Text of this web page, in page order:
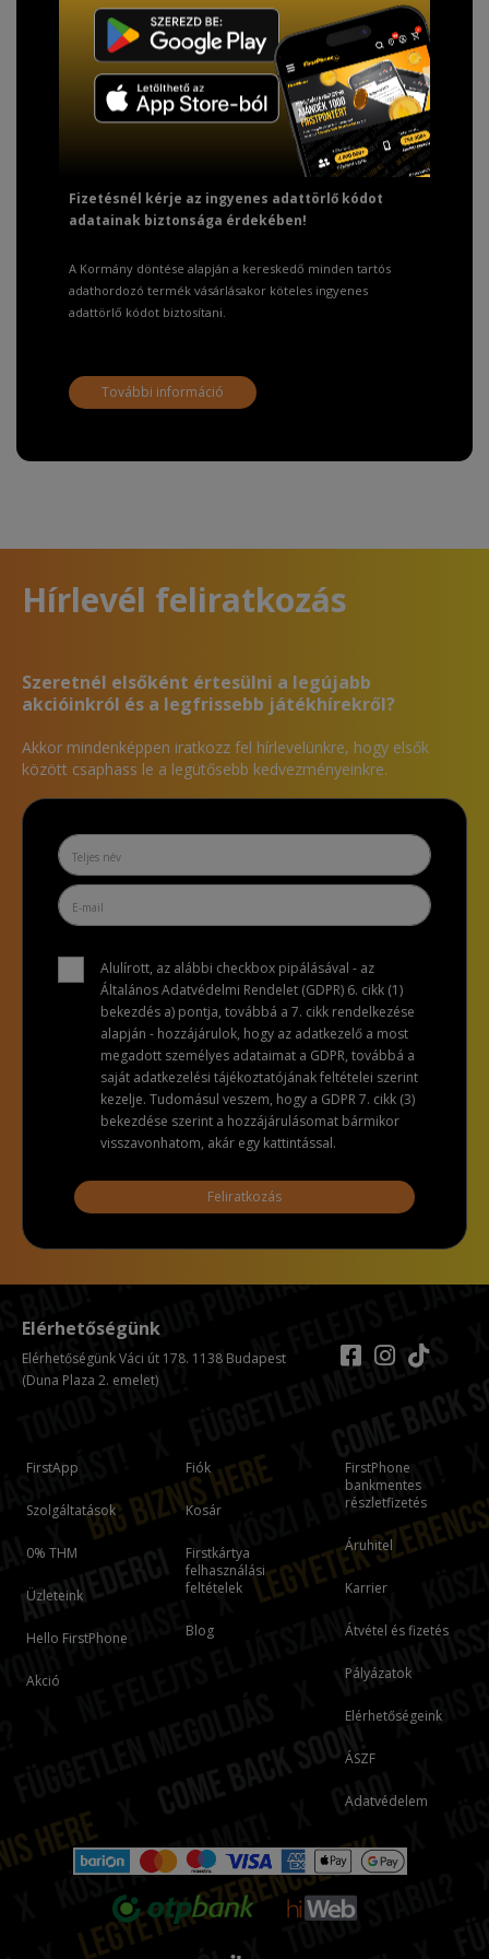
Fizetésnél kérje az ingyenes adattörlő kódot
adatainak biztonsága érdekében!
A Kormány döntése alapján a kereskedő minden tartós
adathordozó termék vásárlásakor köteles ingyenes
adattörlő kódot biztosítani.
További információ
Hírlevél feliratkozás
Szeretnél elsőként értesülni a legújabb
akcióinkról és a legfrissebb játékhírekről?
Akkor mindenképpen iratkozz fel hírlevelünkre, hogy elsők
között csaphass le a legütősebb kedvezményeinkre.
Alulírott, az alábbi checkbox pipálásával - az
Általános Adatvédelmi Rendelet (GDPR) 6. cikk (1)
bekezdés a) pontja, továbbá a 7. cikk rendelkezése
alapján - hozzájárulok, hogy az adatkezelő a most
megadott személyes adataimat a GDPR, továbbá a
saját adatkezelési tájékoztatójának feltételei szerint
kezelje. Tudomásul veszem, hogy a GDPR 7. cikk (3)
bekezdése szerint a hozzájárulásomat bármikor
visszavonhatom, akár egy kattintással.
Feliratkozás
FirstApp
Szolgáltatások
0% THM
Üzleteink
Hello FirstPhone
Akció
Fiók
Kosár
Firstkártya
felhasználási
feltételek
Blog
FirstPhone
bankmentes
részletfizetés
Áruhitel
Karrier
Átvétel és fizetés
Pályázatok
Elérhetőségeink
ÁSZF
Adatvédelem
Elérhetőségünk
Elérhetőségünk Váci út 178. 1138 Budapest
(Duna Plaza 2. emelet)